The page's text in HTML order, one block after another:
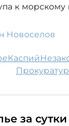
к
Новоселов
Каспий
за